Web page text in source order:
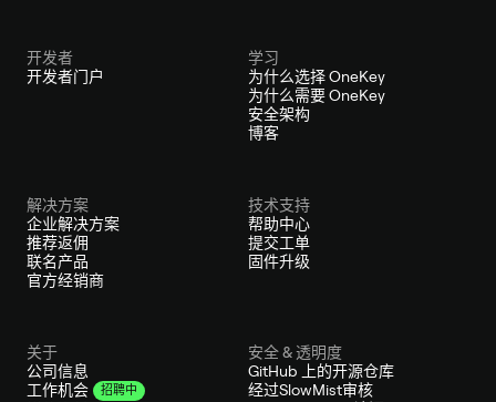
开发者
开发者门户
学习
为什么选择 OneKey
为什么需要 OneKey
安全架构
博客
解决方案
企业解决方案
推荐返佣
联名产品
官方经销商
技术支持
帮助中心
提交工单
固件升级
关于
公司信息
工作机会
招聘中
安全 & 透明度
GitHub 上的开源仓库
经过SlowMist审核